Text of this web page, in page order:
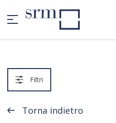
Filtri
Torna indietro